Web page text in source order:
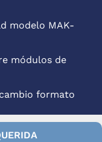
modelo MAK-
módulos de
formato